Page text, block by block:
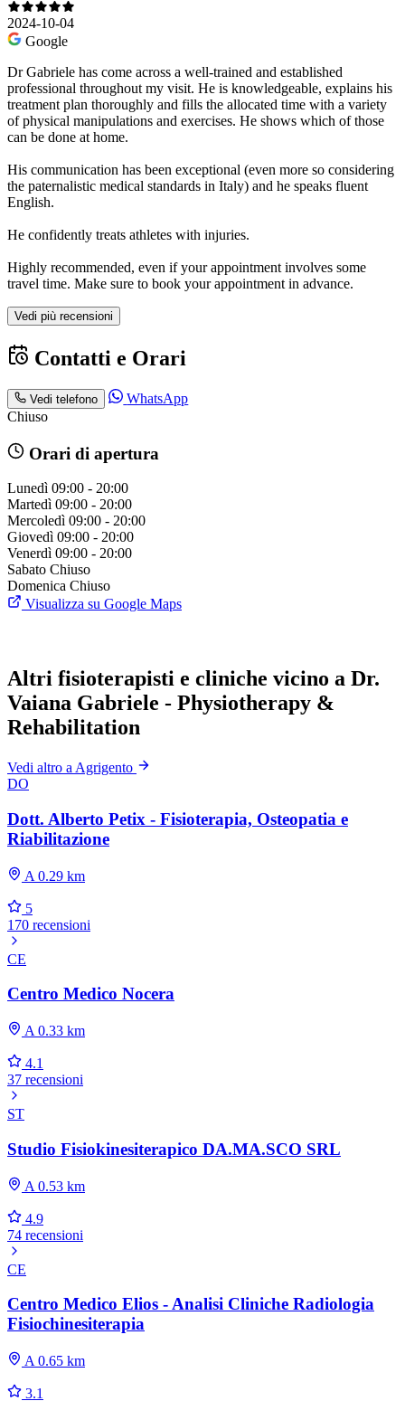
2024-10-04
Google
Dr Gabriele has come across a well-trained and established
professional throughout my visit. He is knowledgeable, explains his
treatment plan thoroughly and fills the allocated time with a variety
of physical manipulations and exercises. He shows which of those
can be done at home.
His communication has been exceptional (even more so considering
the paternalistic medical standards in Italy) and he speaks fluent
English.
He confidently treats athletes with injuries.
Highly recommended, even if your appointment involves some
travel time. Make sure to book your appointment in advance.
Vedi più recensioni
Contatti e Orari
Vedi telefono
WhatsApp
Chiuso
Orari di apertura
Lunedì 09:00 - 20:00
Martedì 09:00 - 20:00
Mercoledì 09:00 - 20:00
Giovedì 09:00 - 20:00
Venerdì 09:00 - 20:00
Sabato Chiuso
Domenica Chiuso
Visualizza su Google Maps
Altri fisioterapisti e cliniche vicino a Dr.
Vaiana Gabriele - Physiotherapy &
Rehabilitation
Vedi altro a Agrigento
DO
Dott. Alberto Petix - Fisioterapia, Osteopatia e
Riabilitazione
A 0.29 km
5
170 recensioni
CE
Centro Medico Nocera
A 0.33 km
4.1
37 recensioni
ST
Studio Fisiokinesiterapico DA.MA.SCO SRL
A 0.53 km
4.9
74 recensioni
CE
Centro Medico Elios - Analisi Cliniche Radiologia
Fisiochinesiterapia
A 0.65 km
3.1